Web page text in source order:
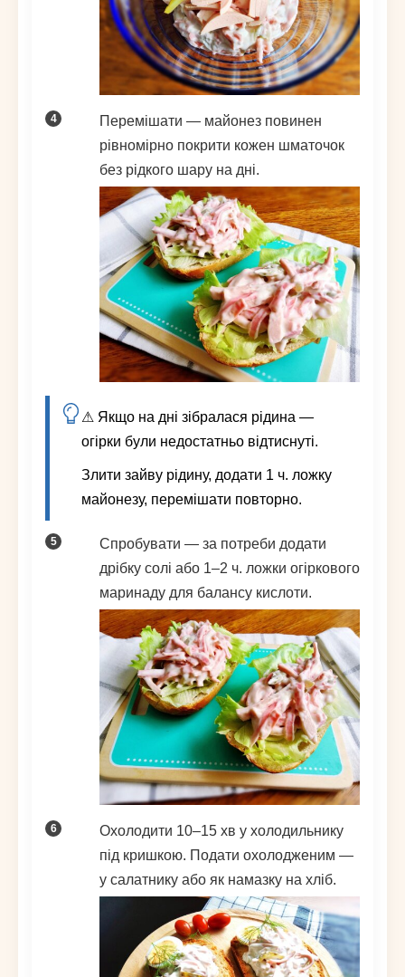
Перемішати — майонез повинен
рівномірно покрити кожен шматочок
без рідкого шару на дні.
⚠ Якщо на дні зібралася рідина —
огірки були недостатньо відтиснуті.
Злити зайву рідину, додати 1 ч. ложку
майонезу, перемішати повторно.
Спробувати — за потреби додати
дрібку солі або 1–2 ч. ложки огіркового
маринаду для балансу кислоти.
Охолодити 10–15 хв у холодильнику
під кришкою. Подати охолодженим —
у салатнику або як намазку на хліб.